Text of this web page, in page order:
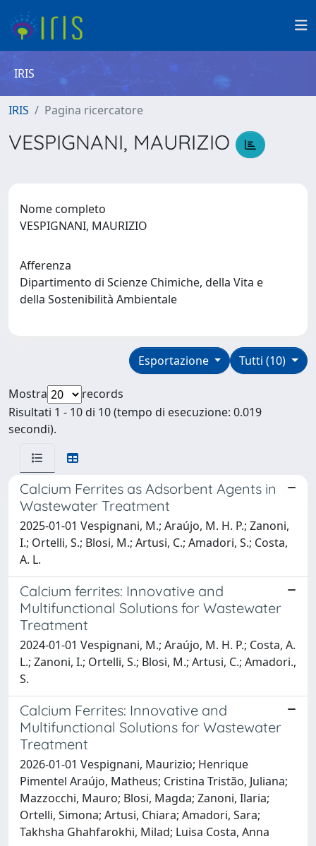
IRIS
IRIS Pagina ricercatore
VESPIGNANI, MAURIZIO
Nome completo
VESPIGNANI, MAURIZIO
Afferenza
Dipartimento di Scienze Chimiche, della Vita e
della Sostenibilità Ambientale
Tutti (10)
Esportazione
Mostra
records
Risultati 1 - 10 di 10 (tempo di esecuzione: 0.019
secondi).
Calcium Ferrites as Adsorbent Agents in
Wastewater Treatment
2025-01-01 Vespignani, M.; Araújo, M. H. P.; Zanoni,
I.; Ortelli, S.; Blosi, M.; Artusi, C.; Amadori, S.; Costa,
A. L.
Calcium ferrites: Innovative and
Multifunctional Solutions for Wastewater
Treatment
2024-01-01 Vespignani, M.; Araújo, M. H. P.; Costa, A.
L.; Zanoni, I.; Ortelli, S.; Blosi, M.; Artusi, C.; Amadori.,
S.
Calcium Ferrites: Innovative and
Multifunctional Solutions for Wastewater
Treatment
2026-01-01 Vespignani, Maurizio; Henrique
Pimentel Araújo, Matheus; Cristina Tristão, Juliana;
Mazzocchi, Mauro; Blosi, Magda; Zanoni, Ilaria;
Ortelli, Simona; Artusi, Chiara; Amadori, Sara;
Takhsha Ghahfarokhi, Milad; Luisa Costa, Anna